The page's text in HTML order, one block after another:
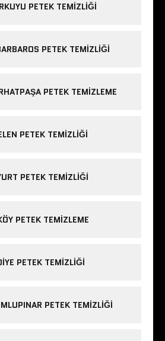
PETEK TEMIZLIĞI
PETEK TEMIZLIĞI
PETEK TEMIZLEME
PETEK TEMIZLIĞI
PETEK TEMIZLIĞI
PETEK TEMIZLEME
PETEK TEMIZLIĞI
PETEK TEMIZLIĞI